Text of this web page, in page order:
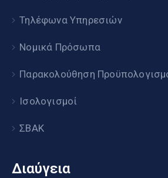
Τηλέφωνα Υπηρεσιών
Νομικά Πρόσωπα
Παρακολούθηση
Ισολογισμοί
ΣΒΑΚ
Διαύγεια